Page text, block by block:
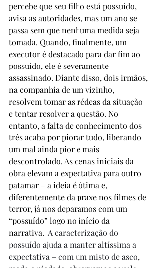
percebe que seu filho está possuído,
avisa as autoridades, mas um ano se
passa sem que nenhuma medida seja
tomada. Quando, finalmente, um
executor é destacado para dar fim ao
possuído, ele é severamente
assassinado. Diante disso, dois irmãos,
na companhia de um vizinho,
resolvem tomar as rédeas da situação
e tentar resolver a questão. No
entanto, a falta de conhecimento dos
três acaba por piorar tudo, liberando
um mal ainda pior e mais
descontrolado. As cenas iniciais da
obra elevam a expectativa para outro
patamar – a ideia é ótima e,
diferentemente da praxe nos filmes de
terror, já nos deparamos com um
“possuído” logo no início da
narrativa. A caracterização do
possuído ajuda a manter altíssima a
expectativa – com um misto de asco,